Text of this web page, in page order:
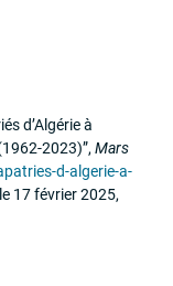
d’Algérie à
2023)”,Mars
d-algerie-a-
17 février 2025,